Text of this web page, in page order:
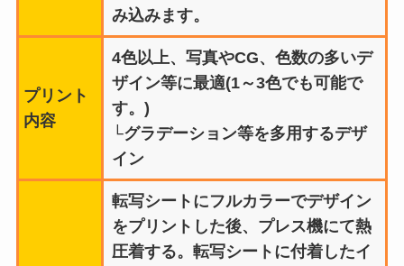
み込みます。
プリント
内容
4色以上、写真やCG、色数の多いデ
ザイン等に最適(1～3色でも可能で
す。)
└グラデーション等を多用するデザ
イン
転写シートにフルカラーでデザイン
をプリントした後、プレス機にて熱
圧着する。転写シートに付着したイ